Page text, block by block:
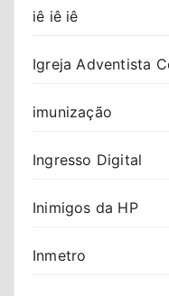
iê iê iê
Igreja Adventista
imunização
Ingresso Digital
Inimigos da HP
Inmetro